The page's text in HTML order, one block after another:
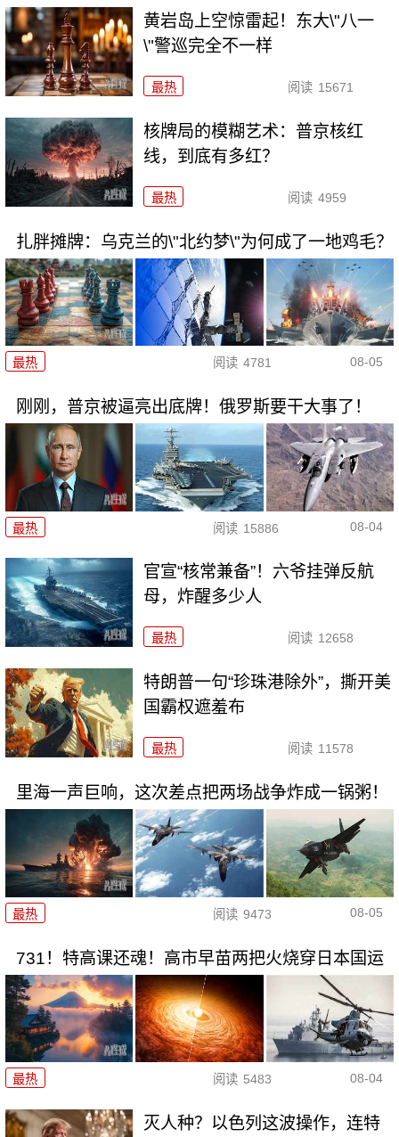
黄岩岛上空惊雷起！东大\"八一
\"警巡完全不一样
最热 阅读 15671
核牌局的模糊艺术：普京核红
线，到底有多红？
最热 阅读 4959
扎胖摊牌：乌克兰的\"北约梦\"为何成了一地鸡毛？
最热 阅读 4781 08-05
刚刚，普京被逼亮出底牌！俄罗斯要干大事了！
最热 阅读 15886 08-04
官宣“核常兼备”！六爷挂弹反航
母，炸醒多少人
最热 阅读 12658
特朗普一句“珍珠港除外”，撕开美
国霸权遮羞布
最热 阅读 11578
里海一声巨响，这次差点把两场战争炸成一锅粥！
最热 阅读 9473 08-05
731！特高课还魂！高市早苗两把火烧穿日本国运
最热 阅读 5483 08-04
灭人种？以色列这波操作，连特